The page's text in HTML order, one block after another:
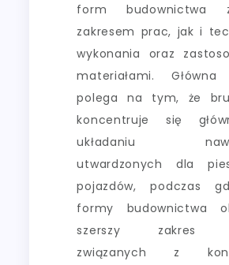
form budownictwa
zakresem prac, jak i
wykonania oraz
materiałami. Główna
polega na tym, że
koncentruje się
układaniu
utwardzonych dla
pojazdów, podczas
formy budownictwa
szerszy zakres
związanych z